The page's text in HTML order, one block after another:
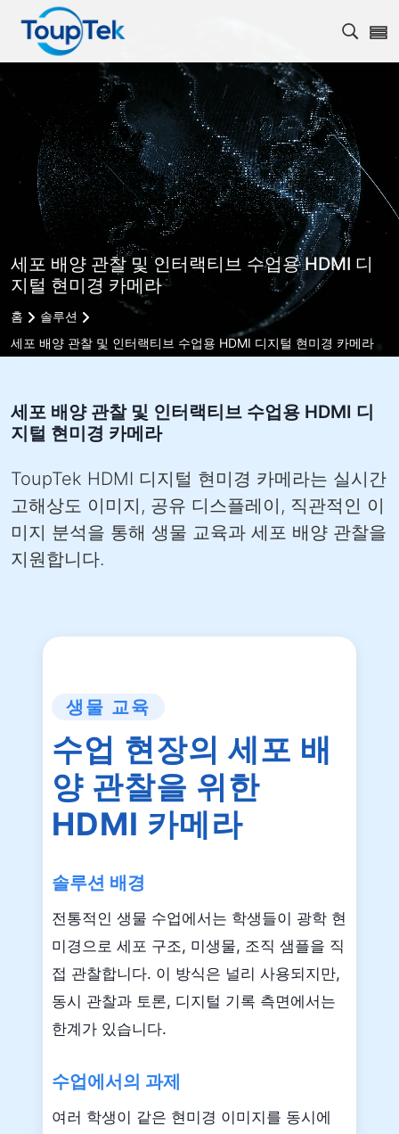
검색
세포 배양 관찰 및 인터랙티브 수업용 HDMI 디
지털 현미경 카메라
홈
솔루션
세포 배양 관찰 및 인터랙티브 수업용 HDMI 디지털 현미경 카메라
세포 배양 관찰 및 인터랙티브 수업용 HDMI 디
지털 현미경 카메라
ToupTek HDMI 디지털 현미경 카메라는 실시간
고해상도 이미지, 공유 디스플레이, 직관적인 이
미지 분석을 통해 생물 교육과 세포 배양 관찰을
지원합니다.
생물 교육
수업 현장의 세포 배
양 관찰을 위한
HDMI 카메라
솔루션 배경
전통적인 생물 수업에서는 학생들이 광학 현
미경으로 세포 구조, 미생물, 조직 샘플을 직
접 관찰합니다. 이 방식은 널리 사용되지만,
동시 관찰과 토론, 디지털 기록 측면에서는
한계가 있습니다.
수업에서의 과제
여러 학생이 같은 현미경 이미지를 동시에